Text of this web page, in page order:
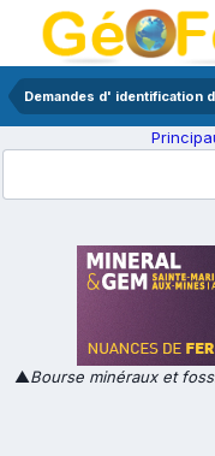
Demandes d' identification
▲Bourse minéraux et